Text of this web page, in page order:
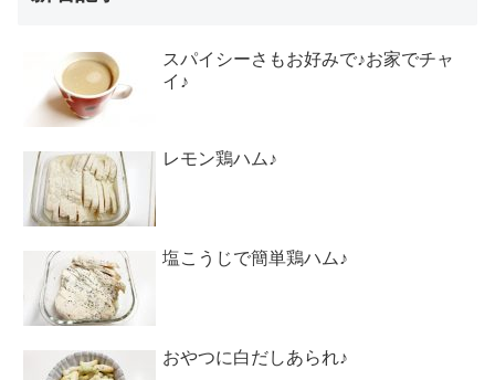
スパイシーさもお好みで♪お家でチャ
イ♪
レモン鶏ハム♪
塩こうじで簡単鶏ハム♪
おやつに白だしあられ♪